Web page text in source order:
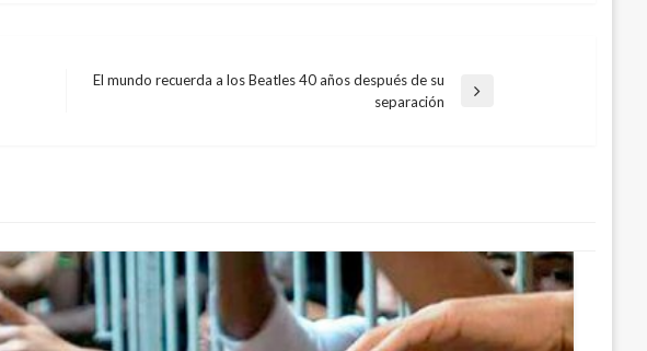
El mundo recuerda a los Beatles 40 años después de su
separación